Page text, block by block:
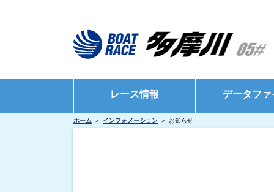
レース情報
シリーズインデックス
データファ
ホーム インフォメーション お知らせ